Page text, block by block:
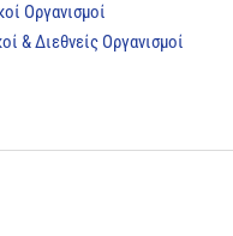
Οργανισμοί
& Διεθνείς Οργανισμοί